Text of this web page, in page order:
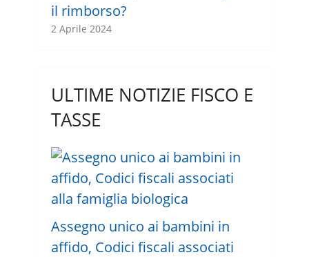
il rimborso?
2 Aprile 2024
ULTIME NOTIZIE FISCO E
TASSE
Assegno unico ai bambini in
affido, Codici fiscali associati